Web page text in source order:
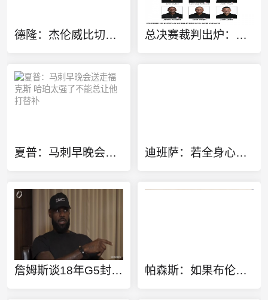
德隆：杰伦威比切特更重要 拿后者换字母雄鹿是不会同意的 总决赛裁判出炉：托尼兄弟、福斯特、扎巴、马克·戴维斯皆在列！
夏普：马刺早晚会送走福克斯 哈珀太强了不能总让他打替补 迪班萨：若全身心投入我能成很好的网球运动员 但我要训练一年
詹姆斯谈18年G5封盖奥拉迪波：我不想他点名其他队友 就提前换防 帕森斯：如果布伦森能带队夺冠 尼克斯应该给他建雕像